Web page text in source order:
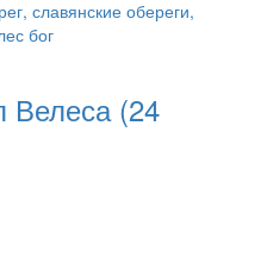
Велеса (24